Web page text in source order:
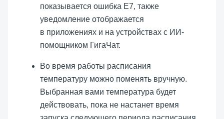
показывается ошибка E7, также
уведомление отображается
в приложениях и на устройствах с ИИ-
помощником ГигаЧат.
Во время работы расписания
температуру можно поменять вручную.
Выбранная вами температура будет
действовать, пока не настанет время